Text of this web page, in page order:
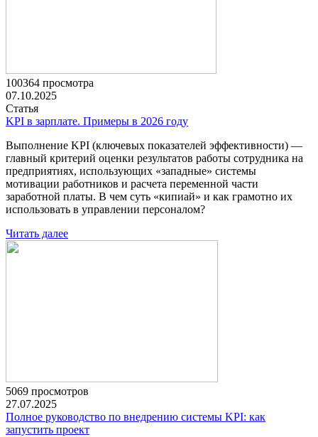
100364 просмотра
07.10.2025
Статья
KPI в зарплате. Примеры в 2026 году
Выполнение KPI (ключевых показателей эффективности) —
главный критерий оценки результатов работы сотрудника на
предприятиях, использующих «западные» системы
мотивации работников и расчета переменной части
заработной платы. В чем суть «кипиай» и как грамотно их
использовать в управлении персоналом?
Читать далее
5069 просмотров
27.07.2025
Полное руководство по внедрению системы KPI: как
запустить проект